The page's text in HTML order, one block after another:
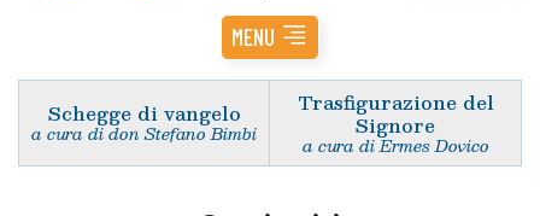
MENU
Schegge di vangelo
a cura di don Stefano Bimbi
Trasfigurazione del
Signore
a cura di Ermes Dovico